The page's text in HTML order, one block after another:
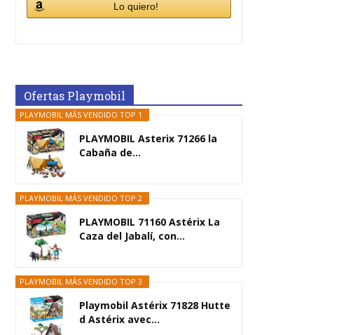
Lo quiero!
Ofertas Playmobil
PLAYMOBIL MÁS VENDIDO TOP 1
PLAYMOBIL Asterix 71266 la
Cabaña de...
PLAYMOBIL MÁS VENDIDO TOP 2
PLAYMOBIL 71160 Astérix La
Caza del Jabalí, con...
PLAYMOBIL MÁS VENDIDO TOP 3
Playmobil Astérix 71828 Hutte
d Astérix avec...